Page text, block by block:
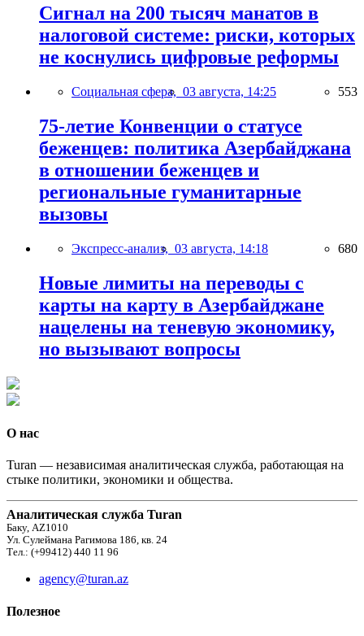
Сигнал на 200 тысяч манатов в
налоговой системе: риски, которых
не коснулись цифровые реформы
Социальная сфера, 03 августа, 14:25 553
75-летие Конвенции о статусе
беженцев: политика Азербайджана
в отношении беженцев и
региональные гуманитарные
вызовы
Экспресс-анализ, 03 августа, 14:18 680
Новые лимиты на переводы с
карты на карту в Азербайджане
нацелены на теневую экономику,
но вызывают вопросы
О нас
Turan — независимая аналитическая служба, работающая на
стыке политики, экономики и общества.
Аналитическая служба Turan
Баку, AZ1010
Ул. Сулеймана Рагимова 186, кв. 24
Тел.: (+99412) 440 11 96
agency@turan.az
Полезное